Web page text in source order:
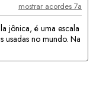
mostrar acordes 7a
jônica, é uma escala
usadas no mundo. Na